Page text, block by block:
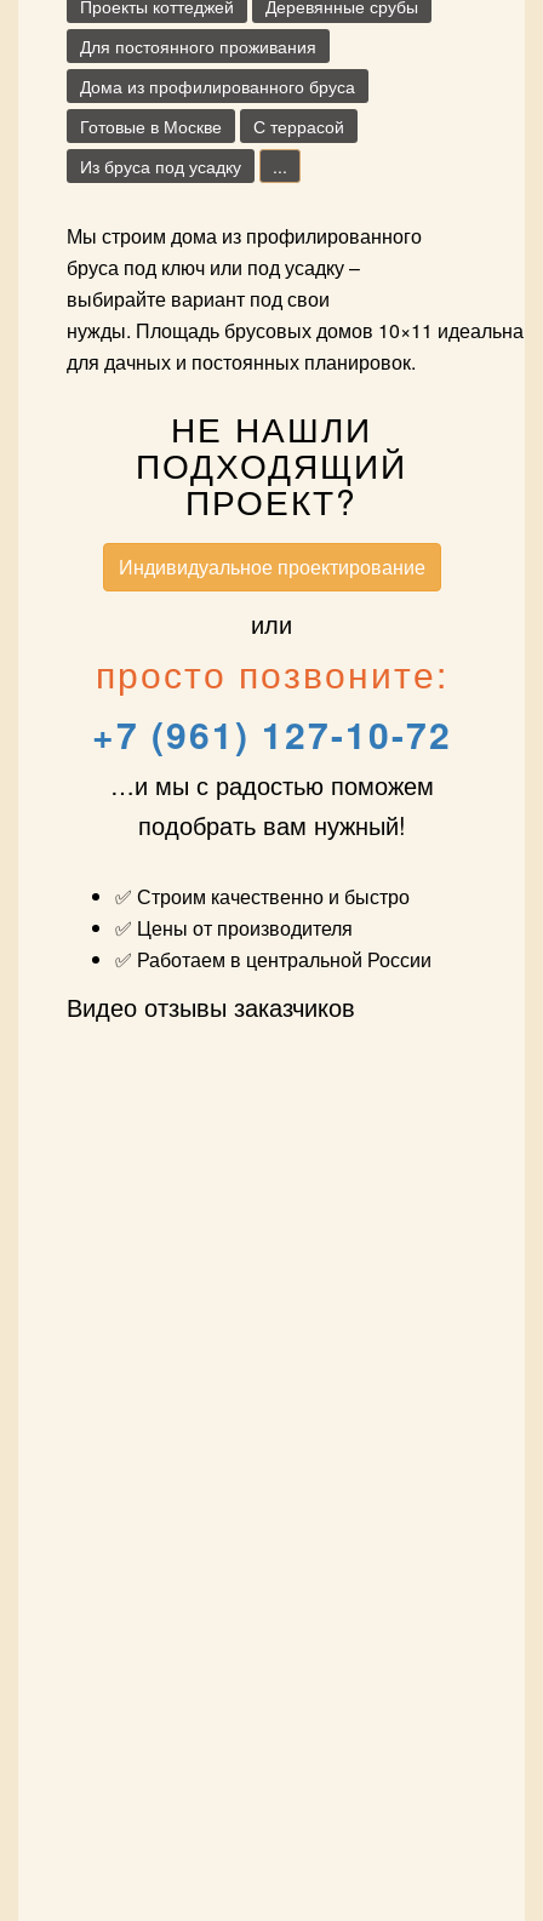
Проекты коттеджей
Деревянные срубы
Для постоянного проживания
Дома из профилированного бруса
Готовые в Москве
С террасой
Из бруса под усадку
...
Мы строим дома из профилированного
бруса под ключ или под усадку –
выбирайте вариант под свои
нужды. Площадь брусовых домов 10×11 идеальна
для дачных и постоянных планировок.
НЕ НАШЛИ
ПОДХОДЯЩИЙ
ПРОЕКТ?
Индивидуальное проектирование
или
просто позвоните:
+7 (961) 127-10-72
…и мы с радостью поможем
подобрать вам нужный!
✅ Строим качественно и быстро
✅ Цены от производителя
✅ Работаем в центральной России
Видео отзывы заказчиков